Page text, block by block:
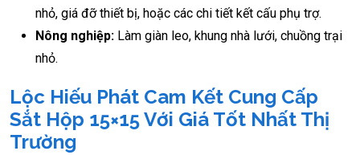
nhỏ, giá đỡ thiết bị, hoặc các chi tiết kết cấu phụ trợ.
Nông nghiệp: Làm giàn leo, khung nhà lưới, chuồng trại
nhỏ.
Lộc Hiếu Phát Cam Kết Cung Cấp
Sắt Hộp 15×15 Với Giá Tốt Nhất Thị
Trường